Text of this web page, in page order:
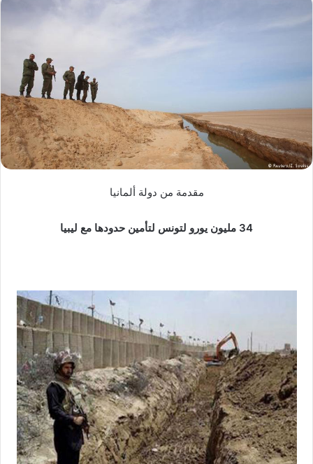
إ
ل
ك
ت
مقدمة من دولة ألمانيا
34 مليون يورو لتونس لتأمين حدودها مع ليبيا